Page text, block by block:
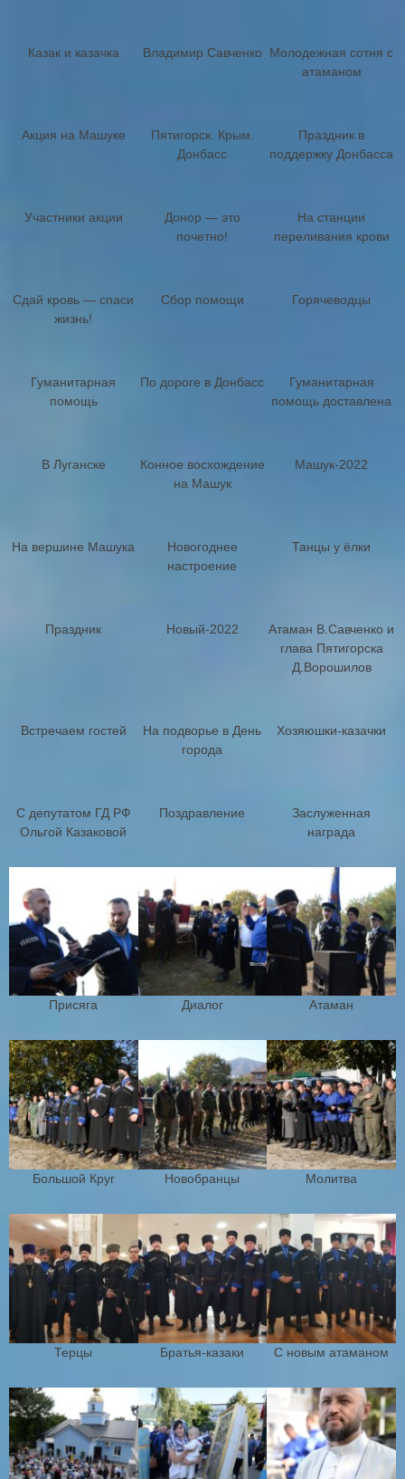
Казак и казачка Владимир Савченко
Молодежная сотня с
атаманом
Акция на Машуке
Пятигорск. Крым.
Донбасс
Праздник в
поддержку Донбасса
Участники акции
Донор — это
почетно!
На станции
переливания крови
Сдай кровь — спаси
жизнь!
Сбор помощи Горячеводцы
Гуманитарная
помощь
По дороге в Донбасс
Гуманитарная
помощь доставлена
В Луганске
Конное восхождение
на Машук
Машук-2022
На вершине Машука
Новогоднее
настроение
Танцы у ёлки
Праздник Новый-2022
Атаман В.Савченко и
глава Пятигорска
Д.Ворошилов
Встречаем гостей
На подворье в День
города
Хозяюшки-казачки
С депутатом ГД РФ
Ольгой Казаковой
Поздравление
Заслуженная
награда
Присяга Диалог Атаман
Большой Круг Новобранцы Молитва
Терцы Братья-казаки С новым атаманом